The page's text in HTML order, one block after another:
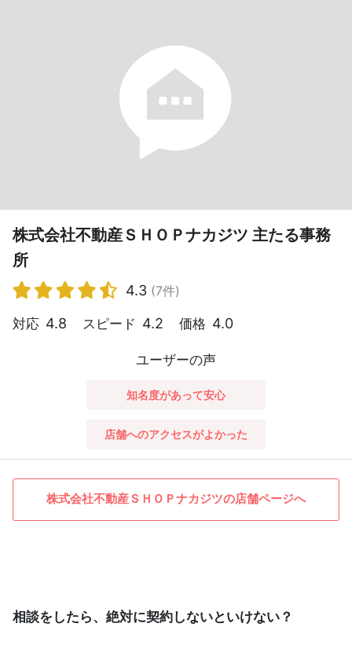
株式会社不動産ＳＨＯＰナカジツ 主たる事務
所
4.3 (7件)
対応 4.8 スピード 4.2 価格 4.0
ユーザーの声
知名度があって安心
店舗へのアクセスがよかった
株式会社不動産ＳＨＯＰナカジツの店舗ページへ
相談をしたら、絶対に契約しないといけない？